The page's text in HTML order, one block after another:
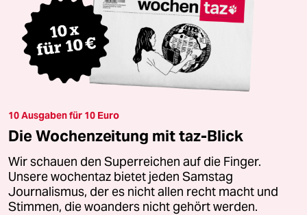
10 Ausgaben für 10 Euro
Die Wochenzeitung mit taz-Blick
Wir schauen den Superreichen auf die Finger.
Unsere wochentaz bietet jeden Samstag
Journalismus, der es nicht allen recht macht und
Stimmen, die woanders nicht gehört werden.